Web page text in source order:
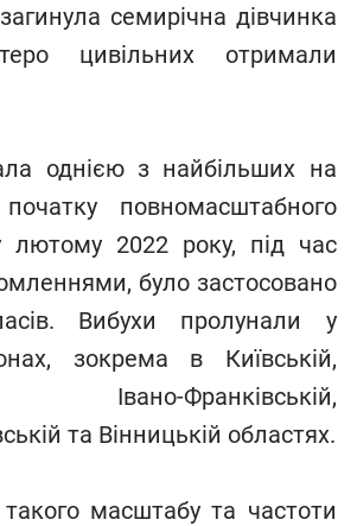
семирічна дівчинка
цивільних отримали
однією з найбільших на
повномасштабного
лютому 2022 року, під час
було застосовано
Вибухи пролунали у
зокрема в Київській,
Івано-Франківській,
та Вінницькій областях.
масштабу та частоти